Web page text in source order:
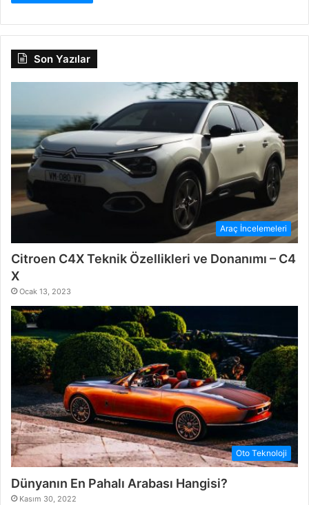
Son Yazılar
Araç İncelemeleri
Citroen C4X Teknik Özellikleri ve Donanımı – C4
X
Ocak 13, 2023
Oto Teknoloji
Dünyanın En Pahalı Arabası Hangisi?
Kasım 30, 2022